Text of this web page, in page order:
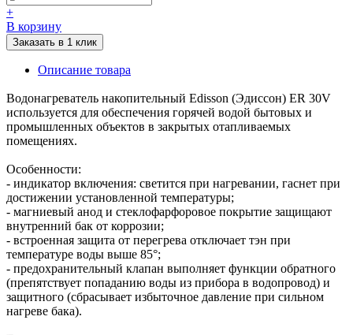
+
В корзину
Заказать в 1 клик
Описание товара
Водонагреватель накопительный Edisson (Эдиссон) ЕR 30V
используется для обеспечения горячей водой бытовых и
промышленных объектов в закрытых отапливаемых
помещениях.
Особенности:
- индикатор включения: светится при нагревании, гаснет при
достижении установленной температуры;
- магниевый анод и стеклофарфоровое покрытие защищают
внутренний бак от коррозии;
- встроенная защита от перегрева отключает тэн при
температуре воды выше 85°;
- предохранительный клапан выполняет функции обратного
(препятствует попаданию воды из прибора в водопровод) и
защитного (сбрасывает избыточное давление при сильном
нагреве бака).